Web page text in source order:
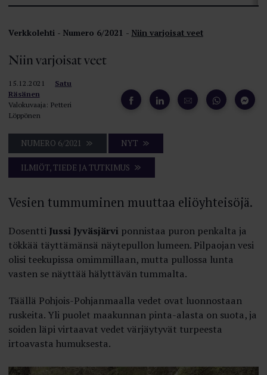
Verkkolehti Numero 6/2021 Niin varjoisat veet
Niin varjoisat veet
15.12.2021
Satu
Räsänen
Valokuvaaja: Petteri
Löppönen
NUMERO 6/2021 NYT
ILMIÖT, TIEDE JA TUTKIMUS
Vesien tummuminen muuttaa eliöyhteisöjä.
Dosentti Jussi Jyväsjärvi ponnistaa puron penkalta ja
tökkää täyttämänsä näytepullon lumeen. Pilpaojan vesi
olisi teekupissa omimmillaan, mutta pullossa lunta
vasten se näyttää hälyttävän tummalta.
Täällä Pohjois-Pohjanmaalla vedet ovat luonnostaan
ruskeita. Yli puolet maakunnan pinta-­alasta on suota, ja
soiden läpi virtaavat vedet värjäytyvät turpeesta
irtoavasta humuksesta.